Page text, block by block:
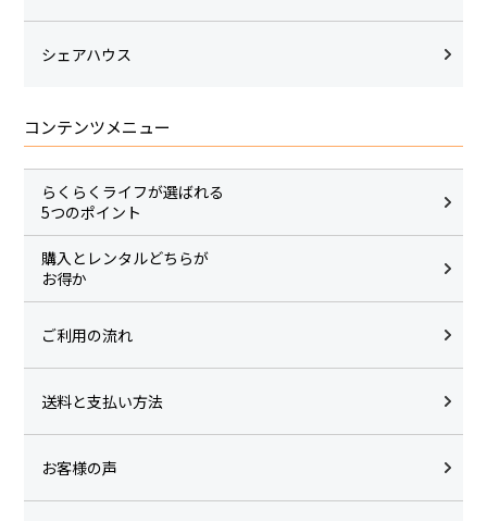
シェアハウス
コンテンツメニュー
らくらくライフが選ばれる
5つのポイント
購入とレンタルどちらが
お得か
ご利用の流れ
送料と支払い方法
お客様の声